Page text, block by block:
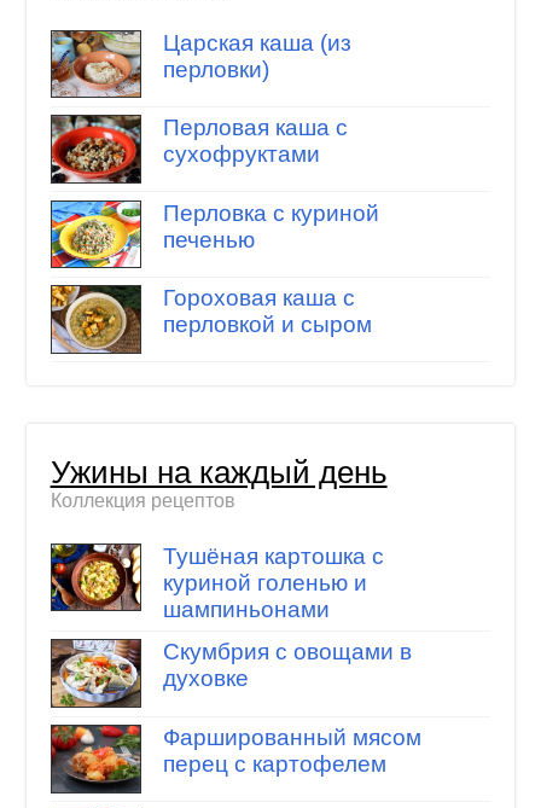
Царская каша (из
перловки)
Перловая каша с
сухофруктами
Перловка с куриной
печенью
Гороховая каша с
перловкой и сыром
Ужины на каждый день
Коллекция рецептов
Тушёная картошка с
куриной голенью и
шампиньонами
Скумбрия с овощами в
духовке
Фаршированный мясом
перец с картофелем